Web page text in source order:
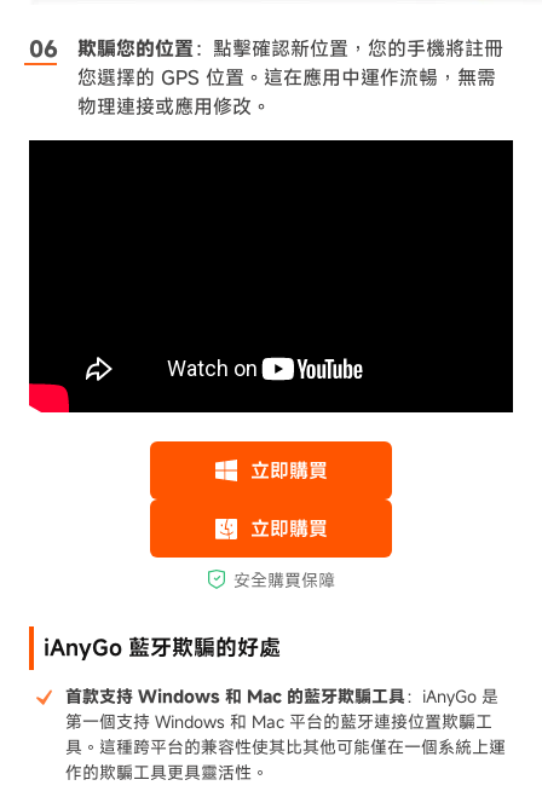
欺騙您的位置：點擊確認新位置，您的手機將註冊
您選擇的 GPS 位置。這在應用中運作流暢，無需
物理連接或應用修改。
iAnyGo 藍牙欺騙的好處
首款支持 Windows 和 Mac 的藍牙欺騙工具：iAnyGo 是
第一個支持 Windows 和 Mac 平台的藍牙連接位置欺騙工
具。這種跨平台的兼容性使其比其他可能僅在一個系統上運
作的欺騙工具更具靈活性。